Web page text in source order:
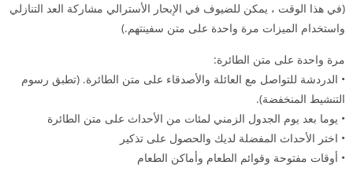
(في هذا الوقت ، يمكن للضيوف في الإبحار الأسترالي مشاركة العد التنازلي
واستخدام الميزات مرة واحدة على متن سفينتهم.)
مرة واحدة على متن الطائرة:
• الدردشة للتواصل مع العائلة والأصدقاء على متن الطائرة. (تطبق رسوم
التنشيط المنخفضة).
• يوما بعد يوم الجدول الزمني لمئات من الأحداث على متن الطائرة
• اختر الأحداث المفضلة لديك والحصول على تذكير
• أوقات مفتوحة وقوائم الطعام وأماكن الطعام